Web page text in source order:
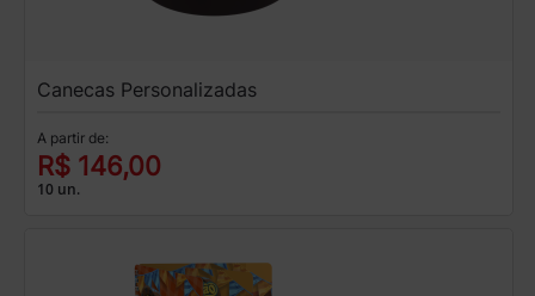
Canecas Personalizadas
A partir de:
R$ 146,00
10 un.